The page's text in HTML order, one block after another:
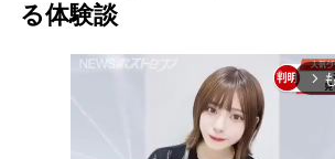
る体験談
arrow_forward_ios